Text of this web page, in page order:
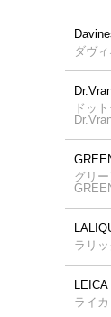
ダヴ
ドッ
グリ
ラリ
LEICA
ライ